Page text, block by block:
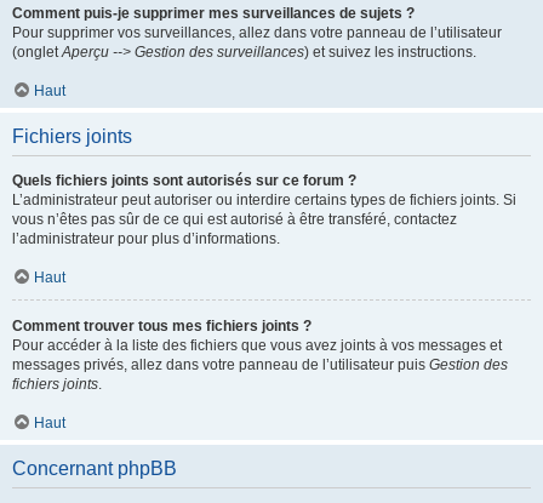
Comment puis-je supprimer mes surveillances de sujets ?
Pour supprimer vos surveillances, allez dans votre panneau de l’utilisateur
(ongletAperçu --> Gestion des surveillances) et suivez les instructions.
Haut
Fichiers joints
Quels fichiers joints sont autorisés sur ce forum ?
L’administrateur peut autoriser ou interdire certains types de fichiers joints. Si
vous n’êtes pas sûr de ce qui est autorisé à être transféré, contactez
l’administrateur pour plus d’informations.
Haut
Comment trouver tous mes fichiers joints ?
Pour accéder à la liste des fichiers que vous avez joints à vos messages et
messages privés, allez dans votre panneau de l’utilisateur puis Gestion des
fichiers joints.
Haut
Concernant phpBB